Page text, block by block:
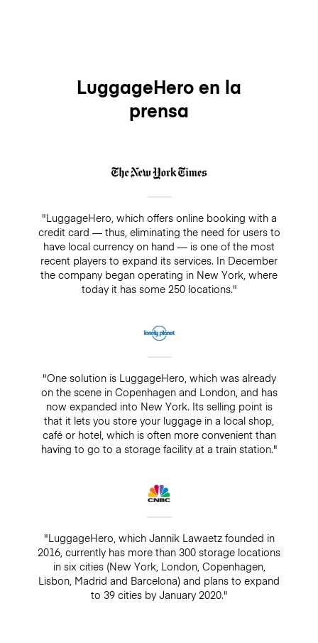
LuggageHero en la
prensa
"LuggageHero, which offers online booking with a
credit card — thus, eliminating the need for users to
have local currency on hand — is one of the most
recent players to expand its services. In December
the company began operating in New York, where
today it has some 250 locations."
"One solution is LuggageHero, which was already
on the scene in Copenhagen and London, and has
now expanded into New York. Its selling point is
that it lets you store your luggage in a local shop,
café or hotel, which is often more convenient than
having to go to a storage facility at a train station."
"LuggageHero, which Jannik Lawaetz founded in
2016, currently has more than 300 storage locations
in six cities (New York, London, Copenhagen,
Lisbon, Madrid and Barcelona) and plans to expand
to 39 cities by January 2020."